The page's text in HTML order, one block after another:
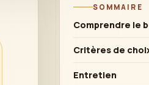
SOMMAIRE
Comprendre le
Critères de
Entretien